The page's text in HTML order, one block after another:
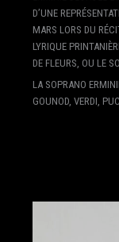
D’UNE
MARS LORS DU
LYRIQUE
DE FLEURS, OU LE
LA SOPRANO
GOUNOD, VERDI,